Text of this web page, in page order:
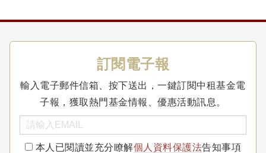
訂閱電子報
輸入電子郵件信箱、按下送出，一鍵訂閱中租基金電
子報，獲取熱門基金情報、優惠活動訊息。
本人已閱讀並充分瞭解個人資料保護法告知事項